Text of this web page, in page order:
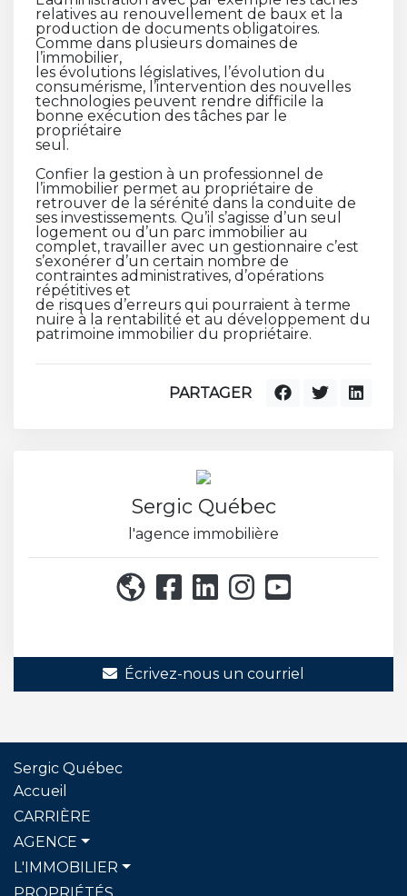
relatives au renouvellement de baux et la
production de documents obligatoires.
Comme dans plusieurs domaines de
l’immobilier,
les évolutions législatives, l’évolution du
consumérisme, l’intervention des nouvelles
technologies peuvent rendre difficile la
bonne exécution des tâches par le
propriétaire
seul.
Confier la gestion à un professionnel de
l’immobilier permet au propriétaire de
retrouver de la sérénité dans la conduite de
ses investissements. Qu’il s’agisse d’un seul
logement ou d’un parc immobilier au
complet, travailler avec un gestionnaire c’est
s’exonérer d’un certain nombre de
contraintes administratives, d’opérations
répétitives et
de risques d’erreurs qui pourraient à terme
nuire à la rentabilité et au développement du
patrimoine immobilier du propriétaire.
PARTAGER
Sergic Québec
l'agence immobilière
Écrivez-nous un courriel
Sergic Québec
Accueil
CARRIÈRE
AGENCE
L'IMMOBILIER